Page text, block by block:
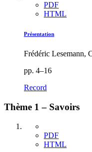
PDF
HTML
Présentation
Frédéric Lesemann,
pp. 4–16
Record
Thème 1 – Savoirs
PDF
HTML